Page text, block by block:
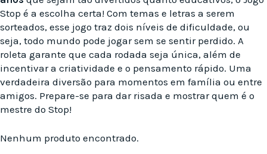
Stop é a escolha certa! Com temas e letras a serem
sorteados, esse jogo traz dois níveis de dificuldade, ou
seja, todo mundo pode jogar sem se sentir perdido. A
roleta garante que cada rodada seja única, além de
incentivar a criatividade e o pensamento rápido. Uma
verdadeira diversão para momentos em família ou entre
amigos. Prepare-se para dar risada e mostrar quem é o
mestre do Stop!
Nenhum produto encontrado.